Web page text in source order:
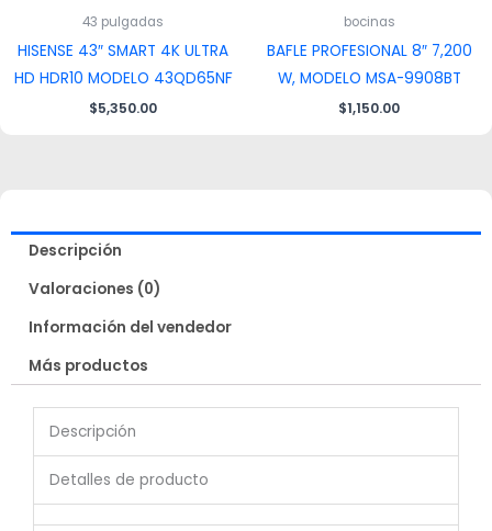
43 pulgadas
HISENSE 43″ SMART 4K ULTRA
HD HDR10 MODELO 43QD65NF
$5,350.00
bocinas
BAFLE PROFESIONAL 8″ 7,200
W, MODELO MSA-9908BT
$1,150.00
Descripción
Valoraciones (0)
Información del vendedor
Más productos
Descripción
Detalles de producto